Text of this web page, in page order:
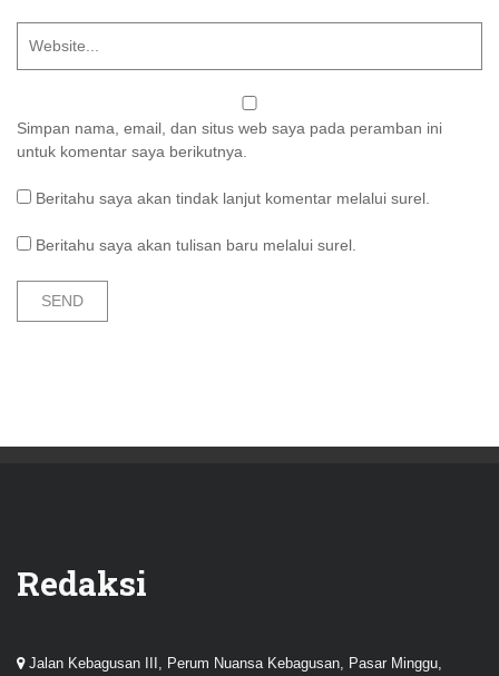
Simpan nama, email, dan situs web saya pada peramban ini
untuk komentar saya berikutnya.
Beritahu saya akan tindak lanjut komentar melalui surel.
Beritahu saya akan tulisan baru melalui surel.
Redaksi
Jalan Kebagusan III, Perum Nuansa Kebagusan, Pasar Minggu,